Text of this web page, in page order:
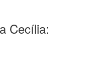
Cecília: